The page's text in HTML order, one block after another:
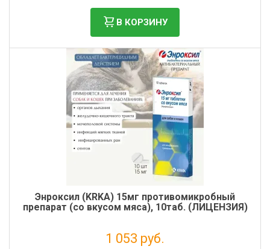
В КОРЗИНУ
Энроксил (KRKA) 15мг противомикробный
препарат (со вкусом мяса), 10таб. (ЛИЦЕНЗИЯ)
1 053 руб.